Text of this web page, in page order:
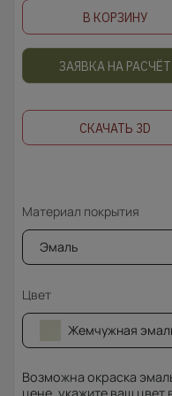
В КОРЗИНУ
ЗАЯВКА НА РАСЧЁТ
СКАЧАТЬ 3D
Материал покрытия
Эмаль
Цвет
Жемчужная
Возможна окраска